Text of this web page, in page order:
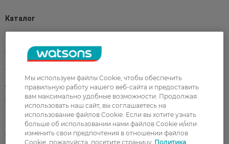
Каталог
Корейская косметика
Парфюмерия
Акции
Лицо Тело
Подарки Детям
Волосы
Аксессуары Дерматокосметика
Мы используем файлы Cookie, чтобы обеспечить
правильную работу нашего веб-сайта и предоставить
вам максимально удобные возможности. Продолжая
использовать наш сайт, вы соглашаетесь на
использование файлов Cookie. Если вы хотите узнать
больше об использовании нами файлов Cookie и/или
изменить свои предпочтения в отношении файлов
Cookie, пожалуйста, посетите страницу Политика